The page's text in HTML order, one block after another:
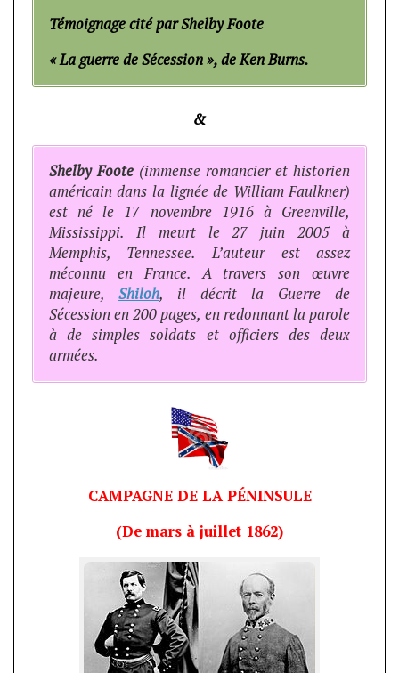
Témoignage cité par Shelby Foote
« La guerre de Sécession », de Ken Burns.
&
Shelby Foote(immense romancier et historien
américain dans la lignée de William Faulkner)
est né le 17 novembre 1916 à Greenville,
Mississippi. Il meurt le 27 juin 2005 à
Memphis, Tennessee. L’auteur est assez
méconnu en France. A travers son œuvre
majeure, Shiloh, il décrit la Guerre de
Sécession en 200 pages, en redonnant la parole
à de simples soldats et officiers des deux
armées.
CAMPAGNE DE LA PÉNINSULE
(De mars à juillet 1862)